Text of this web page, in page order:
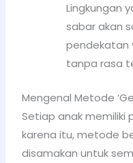
Lingkungan
sabar akan
pendekatan
tanpa rasa
Mengenal Metode
Setiap anak memiliki
karena itu, metode
disamakan untuk